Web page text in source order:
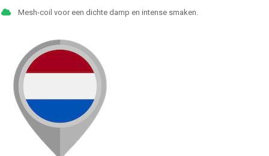
Mesh-coil voor een dichte damp en intense smaken.